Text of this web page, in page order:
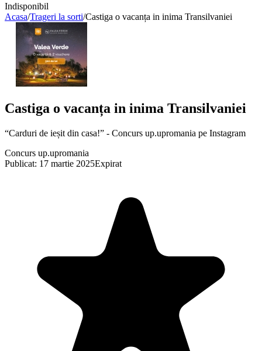
Indisponibil
Acasa/Trageri la sorti/Castiga o vacanța in inima Transilvaniei
Castiga o vacanța in inima Transilvaniei
“Carduri de ieșit din casa!” - Concurs up.upromania pe Instagram
Concurs up.upromania
Publicat: 17 martie 2025Expirat